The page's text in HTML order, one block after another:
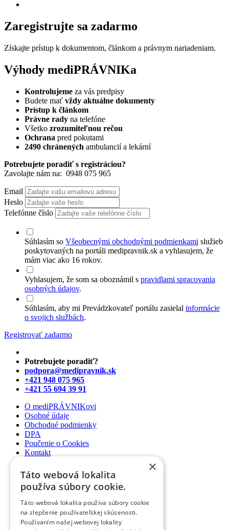
Zaregistrujte sa zadarmo
Získajte prístup k dokumentom, článkom a právnym nariadeniam.
Výhody mediPRÁVNIKa
Kontrolujeme za vás predpisy
Budete mať vždy aktuálne dokumenty
Prístup k článkom
Právne rady na telefóne
Všetko zrozumiteľnou rečou
Ochrana pred pokutami
2490 chránených ambulancií a lekární
Potrebujete poradiť s registráciou?
Zavolajte nám na: 0948 075 965
Email
Heslo
Telefónne číslo
Súhlasím so Všeobecnými obchodnými podmienkami služieb
poskytovaných na portáli medipravnik.sk a vyhlasujem, že
mám viac ako 16 rokov.
Vyhlasujem, že som sa oboznámil s pravidlami spracovania
osobných údajov.
Súhlasím, aby mi Prevádzkovateľ portálu zasielal informácie
o svojich službách.
Registrovať zadarmo
Potrebujete poradiť?
podpora@medipravnik.sk
+421 948 075 965
+421 55 694 39 91
O mediPRÁVNIKovi
Osobné údaje
Obchodné podmienky
DPA
Poučenie o Cookies
Kontakt
Newsletter
Články
Podcasty
Informované súhlasy
Právny web pre ambulancie
Právnik na telefóne
×
Táto webová lokalita
používa súbory cookie.
Táto webová lokalita používa súbory cookie
na zlepšenie používateľskej skúsenosti.
Používaním našej webovej lokality